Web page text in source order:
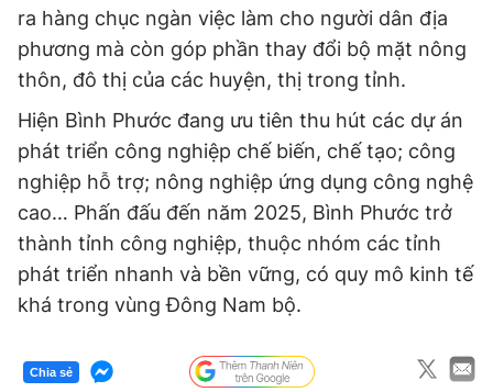
ra hàng chục ngàn việc làm cho người dân địa
phương mà còn góp phần thay đổi bộ mặt nông
thôn, đô thị của các huyện, thị trong tỉnh.
Hiện Bình Phước đang ưu tiên thu hút các dự án
phát triển công nghiệp chế biến, chế tạo; công
nghiệp hỗ trợ; nông nghiệp ứng dụng công nghệ
cao… Phấn đấu đến năm 2025, Bình Phước trở
thành tỉnh công nghiệp, thuộc nhóm các tỉnh
phát triển nhanh và bền vững, có quy mô kinh tế
khá trong vùng Đông Nam bộ.
Chia sẻ